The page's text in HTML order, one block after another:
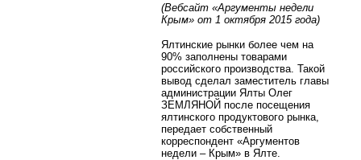
(Вебсайт «Аргументы недели
Крым» от 1 октября 2015 года)
Ялтинские рынки более чем на
90% заполнены товарами
российского производства. Такой
вывод сделал заместитель главы
администрации Ялты Олег
ЗЕМЛЯНОЙ после посещения
ялтинского продуктового рынка,
передает собственный
корреспондент «Аргументов
недели – Крым» в Ялте.